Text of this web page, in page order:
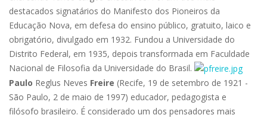
destacados signatários do Manifesto dos Pioneiros da
Educação Nova, em defesa do ensino público, gratuito, laico e
obrigatório, divulgado em 1932. Fundou a Universidade do
Distrito Federal, em 1935, depois transformada em Faculdade
Nacional de Filosofia da Universidade do Brasil.
Paulo Reglus Neves Freire (Recife, 19 de setembro de 1921 -
São Paulo, 2 de maio de 1997) educador, pedagogista e
filósofo brasileiro. É considerado um dos pensadores mais